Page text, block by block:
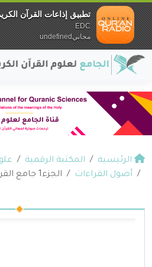
الرئيسية المكتبة الرقمية
أصول القراءات
الجزء1 جامع القراءات العشر
تطبيق إذاعات القرآن
EDC
مجانيundefined